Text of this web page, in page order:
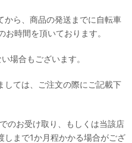
から、商品の発送までに自転車
時間を頂いております。
場合もございます。
しては、ご注文の際にご記載下
のお受け取り、もしくは当該店
しまで1か月程かかる場合がござ